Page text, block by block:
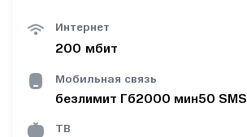
Интернет
200 мбит
Мобильная связь
безлимит Гб2000 мин50 SMS
ТВ